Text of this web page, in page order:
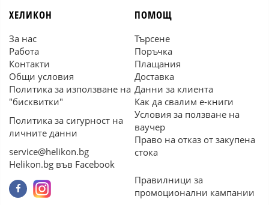
ХЕЛИКОН
За нас
Работа
Контакти
Общи условия
Политика за използване на
"бисквитки"
Политика за сигурност на
личните данни
service@helikon.bg
Helikon.bg във Facebook
ПОМОЩ
Търсене
Поръчка
Плащания
Доставка
Данни за клиента
Как да свалим е-книги
Условия за ползване на
ваучер
Право на отказ от закупена
стока
Правилници за
промоционални кампании